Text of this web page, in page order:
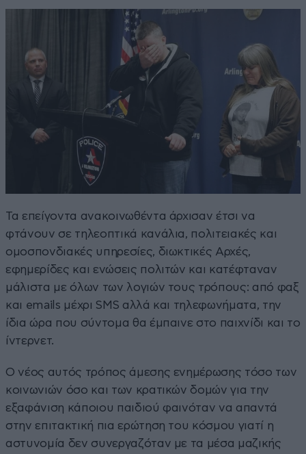
Τα επείγοντα ανακοινωθέντα άρχισαν έτσι να
φτάνουν σε τηλεοπτικά κανάλια, πολιτειακές και
ομοσπονδιακές υπηρεσίες, διωκτικές Αρχές,
εφημερίδες και ενώσεις πολιτών και κατέφταναν
μάλιστα με όλων των λογιών τους τρόπους: από φαξ
και emails μέχρι SMS αλλά και τηλεφωνήματα, την
ίδια ώρα που σύντομα θα έμπαινε στο παιχνίδι και το
ίντερνετ.
Ο νέος αυτός τρόπος άμεσης ενημέρωσης τόσο των
κοινωνιών όσο και των κρατικών δομών για την
εξαφάνιση κάποιου παιδιού φαινόταν να απαντά
στην επιτακτική πια ερώτηση του κόσμου γιατί η
αστυνομία δεν συνεργαζόταν με τα μέσα μαζικής